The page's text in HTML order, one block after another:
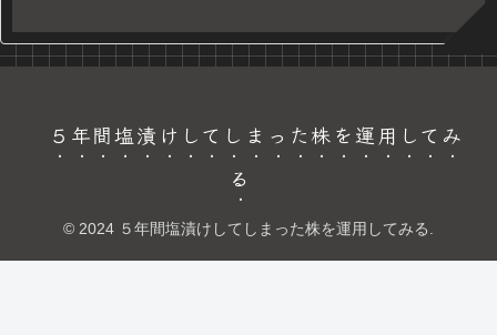
５年間塩漬けしてしまった株を運用してみ
る
© 2024 ５年間塩漬けしてしまった株を運用してみる.